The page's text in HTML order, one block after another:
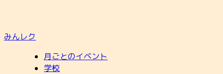
みんレク
月ごとのイベント
学校